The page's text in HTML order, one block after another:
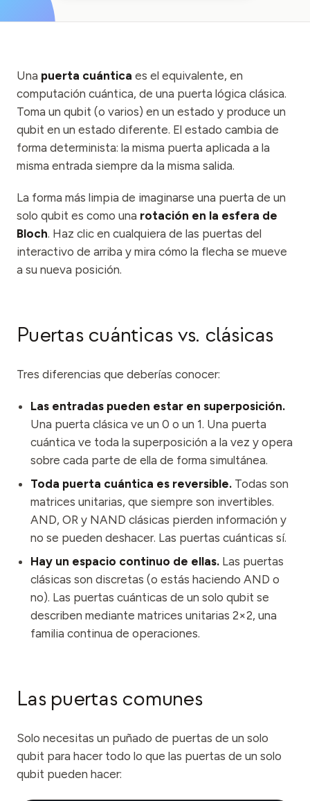
Eventos
Seguridad cuántica
NOSOTROS
Nuestra historia
Nuestro equipo
Nuestra misión
Contacto
Una puerta cuántica es el equivalente, en
computación cuántica, de una puerta lógica clásica.
Toma un qubit (o varios) en un estado y produce un
qubit en un estado diferente. El estado cambia de
forma determinista: la misma puerta aplicada a la
misma entrada siempre da la misma salida.
La forma más limpia de imaginarse una puerta de un
solo qubit es como una rotación en la esfera de
Bloch. Haz clic en cualquiera de las puertas del
interactivo de arriba y mira cómo la flecha se mueve
a su nueva posición.
Puertas cuánticas vs. clásicas
Tres diferencias que deberías conocer:
Las entradas pueden estar en superposición.
Una puerta clásica ve un 0 o un 1. Una puerta
cuántica ve toda la superposición a la vez y opera
sobre cada parte de ella de forma simultánea.
Toda puerta cuántica es reversible. Todas son
matrices unitarias, que siempre son invertibles.
AND, OR y NAND clásicas pierden información y
no se pueden deshacer. Las puertas cuánticas sí.
Hay un espacio continuo de ellas. Las puertas
clásicas son discretas (o estás haciendo AND o
no). Las puertas cuánticas de un solo qubit se
describen mediante matrices unitarias 2×2, una
familia continua de operaciones.
Las puertas comunes
Solo necesitas un puñado de puertas de un solo
qubit para hacer todo lo que las puertas de un solo
qubit pueden hacer: